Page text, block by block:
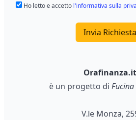
Ho letto e accetto l'informativa sulla
Invia Richiesta
Orafinanza.it
è un progetto di
V.le Monza,